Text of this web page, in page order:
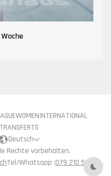
WOMENINTERNATIONAL
Deutsch
Rechte vorbehalten.
Tel/Whatsapp :079 210 57 71